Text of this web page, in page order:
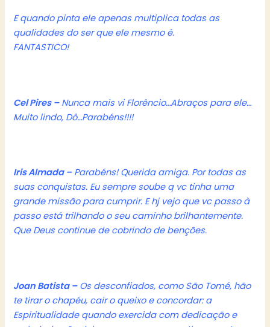
E quando pinta ele apenas multiplica todas as
qualidades do ser que ele mesmo é.
FANTASTICO!
Cel Pires –Nunca mais vi Florêncio…Abraços para ele…
Muito lindo, Dô…Parabéns!!!!
Iris Almada –Parabéns! Querida amiga. Por todas as
suas conquistas. Eu sempre soube q vc tinha uma
grande missão para cumprir. E hj vejo que vc passo à
passo está trilhando o seu caminho brilhantemente.
Que Deus continue de cobrindo de benções.
Joan Batista –Os desconfiados, como São Tomé, hão
te tirar o chapéu, cair o queixo e concordar: a
Espiritualidade quando exercida com dedicação e